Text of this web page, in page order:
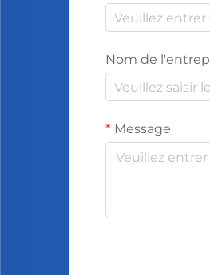
Nom de
Message